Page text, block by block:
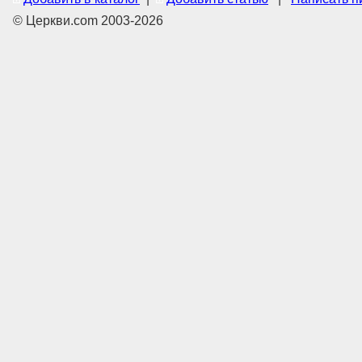
© Церкви.com 2003-2026